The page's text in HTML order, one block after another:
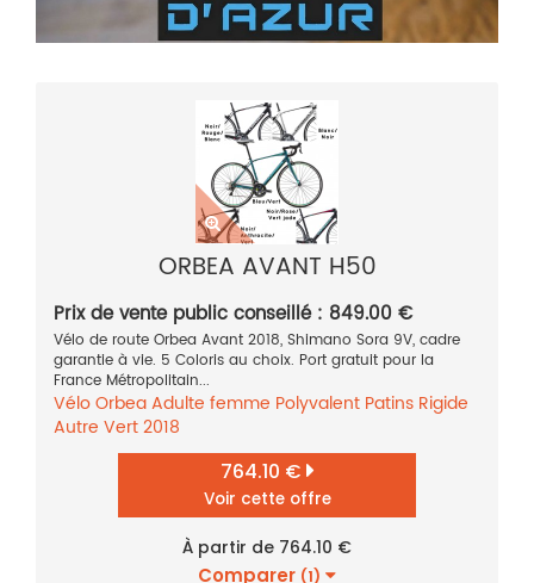
ORBEA AVANT H50
Prix de vente public conseillé : 849.00 €
Vélo de route Orbea Avant 2018, Shimano Sora 9V, cadre
garantie à vie. 5 Coloris au choix. Port gratuit pour la
France Métropolitain...
VéloOrbeaAdulte femme Polyvalent Patins Rigide
Autre Vert2018
764.10 €
Voir cette offre
À partir de 764.10 €
Comparer (1)